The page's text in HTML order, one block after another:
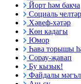
Йорт һәм бакча
Социаль
Хәвеф-хәтәр
Көн кадагы
Юмор
Һава торышы
Сорау-җавап
Бу кызык!
Файдалы